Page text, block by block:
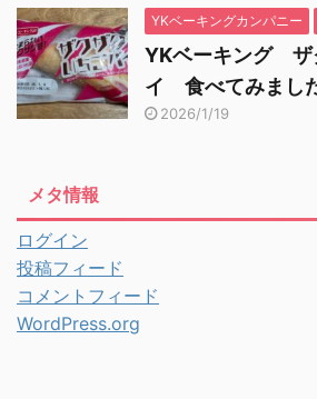
YKベーキングカンパニー
YKベーキング ザ
イ 食べてみました
2026/1/19
メタ情報
ログイン
投稿フィード
コメントフィード
WordPress.org